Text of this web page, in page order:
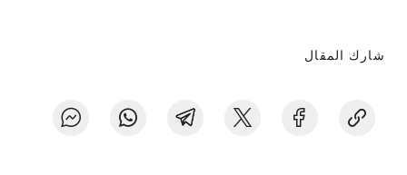
شارك المقال